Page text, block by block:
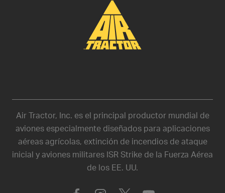
Air Tractor, Inc. es el principal productor mundial de
aviones especialmente diseñados para aplicaciones
aéreas agrícolas, extinción de incendios de ataque
inicial y aviones militares ISR Strike de la Fuerza Aérea
de los EE. UU.